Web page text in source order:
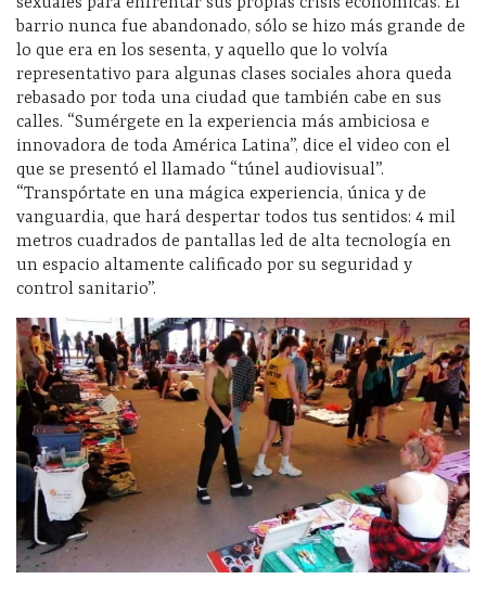
barrio nunca fue abandonado, sólo se hizo más grande de
lo que era en los sesenta, y aquello que lo volvía
representativo para algunas clases sociales ahora queda
rebasado por toda una ciudad que también cabe en sus
calles. “Sumérgete en la experiencia más ambiciosa e
innovadora de toda América Latina”, dice el video con el
que se presentó el llamado “túnel audiovisual”.
“Transpórtate en una mágica experiencia, única y de
vanguardia, que hará despertar todos tus sentidos: 4 mil
metros cuadrados de pantallas led de alta tecnología en
un espacio altamente calificado por su seguridad y
control sanitario”.